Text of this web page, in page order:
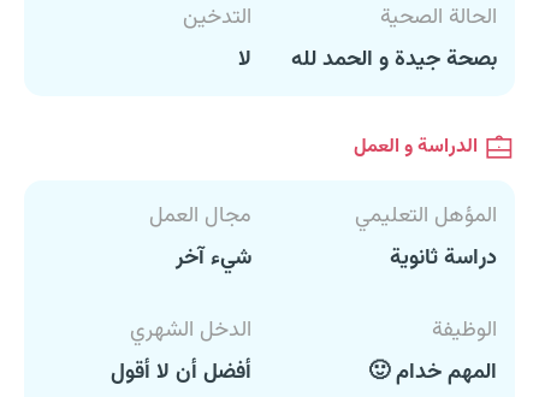
الحالة الصحية
بصحة جيدة و الحمد لله
التدخين
لا
الدراسة و العمل
المؤهل التعليمي
دراسة ثانوية
مجال العمل
شيء آخر
الوظيفة
المهم خدام 🙂
الدخل الشهري
أفضل أن لا أقول